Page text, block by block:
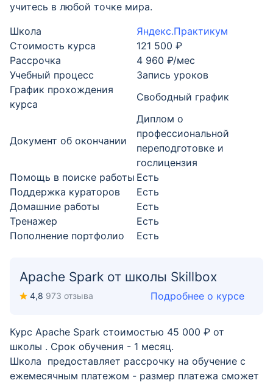
учитесь в любой точке мира.
Школа
Яндекс.Практикум
Стоимость курса
121 500 ₽
Рассрочка
4 960 ₽/мес
Учебный процесс
Запись уроков
График прохождения
курса
Свободный график
Документ об окончании
Диплом о
профессиональной
переподготовке и
гослицензия
Помощь в поиске работы Есть
Поддержка кураторов
Есть
Домашние работы
Есть
Тренажер
Есть
Пополнение портфолио
Есть
Apache Spark от школы Skillbox
4,8 973 отзыва Подробнее о курсе
Курс Apache Spark стоимостью 45 000 ₽ от
школы . Срок обучения - 1 месяц.
Школа предоставляет рассрочку на обучение с
ежемесячным платежом - размер платежа сможет